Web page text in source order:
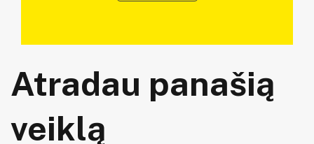
Atradau panašią
veiklą